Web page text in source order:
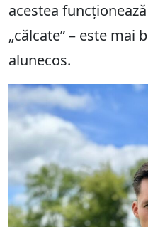
acestea
„călcate” – este mai
alunecos.